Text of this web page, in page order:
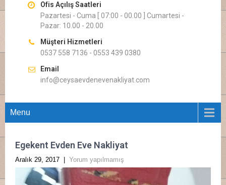
Ofis Açılış Saatleri
Pazartesi - Cuma [ 07:00 - 00.00 ] Cumartesi -
Pazar: 10.00 - 20.00
Müşteri Hizmetleri
0537 558 7136 - 0553 439 0380
Email
info@ceysaevdenevenakliyat.com
Menu
Egekent Evden Eve Nakliyat
Aralık 29, 2017 Yorum yapılmamış